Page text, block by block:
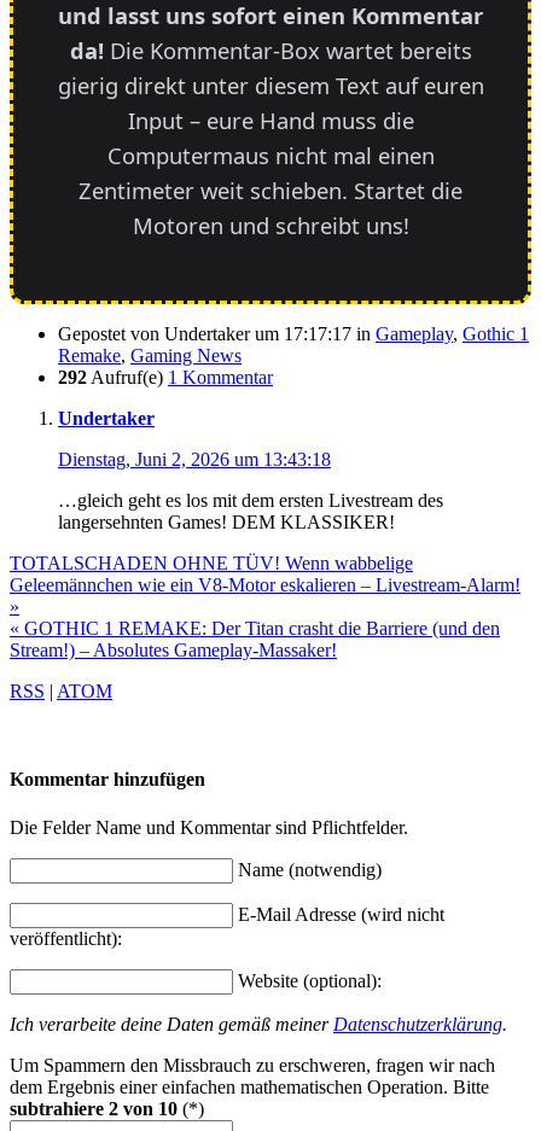
und lasst uns sofort einen Kommentar
da!Die Kommentar-Box wartet bereits
gierig direkt unter diesem Text auf euren
Input – eure Hand muss die
Computermaus nicht mal einen
Zentimeter weit schieben. Startet die
Motoren und schreibt uns!
Gepostet von Undertakerum 17:17:17 in Gameplay, Gothic 1
Remake, Gaming News
292 Aufruf(e) 1 Kommentar
Undertaker
Dienstag, Juni 2, 2026 um 13:43:18
…gleich geht es los mit dem ersten Livestream des
langersehnten Games! DEM KLASSIKER!
TOTALSCHADEN OHNE TÜV! Wenn wabbelige
Geleemännchen wie ein V8-Motor eskalieren – Livestream-Alarm!
»
« GOTHIC 1 REMAKE: Der Titan crasht die Barriere (und den
Stream!) – Absolutes Gameplay-Massaker!
RSS | ATOM
Kommentar hinzufügen
Die Felder Name und Kommentar sind Pflichtfelder.
Name (notwendig)
E-Mail Adresse (wird nicht
veröffentlicht):
Website (optional):
Ich verarbeite deine Daten gemäß meiner Datenschutzerklärung.
Um Spammern den Missbrauch zu erschweren, fragen wir nach
dem Ergebnis einer einfachen mathematischen Operation. Bitte
subtrahiere 2 von 10 (*)